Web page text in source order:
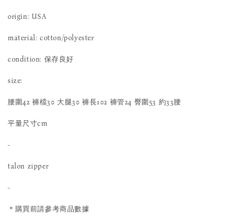
origin: USA
material: cotton/polyester
condition: 保存良好
size:
腰圍42 褲檔30 大腿30 褲長102 褲管24 臀圍53 約33腰
平量尺寸cm
-
talon zipper
-
＊購買前請參考商品數據